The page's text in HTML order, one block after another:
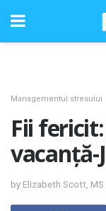
Managementul stresului
Fii
vacanță-
by Elizabeth Scott, MS